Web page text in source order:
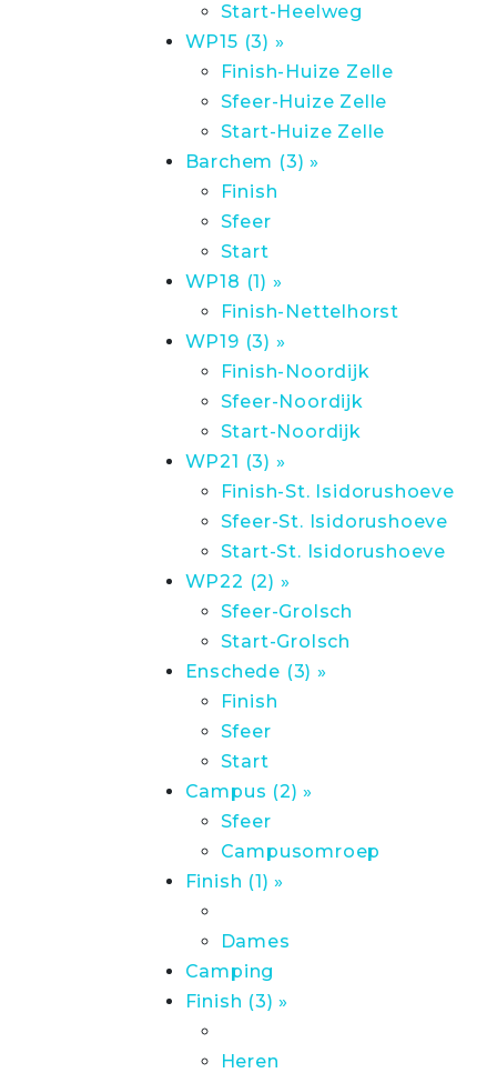
Start-Heelweg
WP15 (3) »
Finish-Huize Zelle
Sfeer-Huize Zelle
Start-Huize Zelle
Barchem (3) »
Finish
Sfeer
Start
WP18 (1) »
Finish-Nettelhorst
WP19 (3) »
Finish-Noordijk
Sfeer-Noordijk
Start-Noordijk
WP21 (3) »
Finish-St. Isidorushoeve
Sfeer-St. Isidorushoeve
Start-St. Isidorushoeve
WP22 (2) »
Sfeer-Grolsch
Start-Grolsch
Enschede (3) »
Finish
Sfeer
Start
Campus (2) »
Sfeer
Campusomroep
Finish (1) »
Dames
Camping
Finish (3) »
Heren